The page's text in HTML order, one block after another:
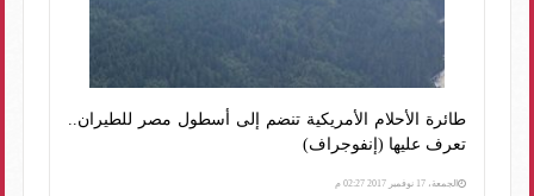
طائرة الأحلام الأمريكية تنضم إلى أسطول مصر للطيران..
تعرف عليها (إنفوجراف)
الجمعة، 17 نوفمبر 2017 02:27 م